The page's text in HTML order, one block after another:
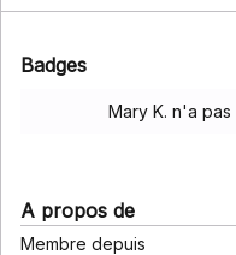
Badges
Mary K. n'a
A propos de
Membre depuis